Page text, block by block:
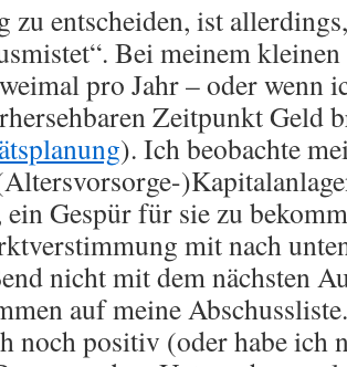
zu entscheiden, ist
Bei meinem
pro Jahr – oder wenn
Zeitpunkt Geld
). Ich beobachte
ein Gespür für sie zu
mit nach
nicht mit dem nächsten
auf meine
noch positiv (oder habe ich